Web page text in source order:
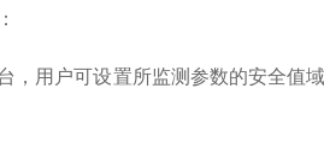
，用户可设置所监测参数的安全值